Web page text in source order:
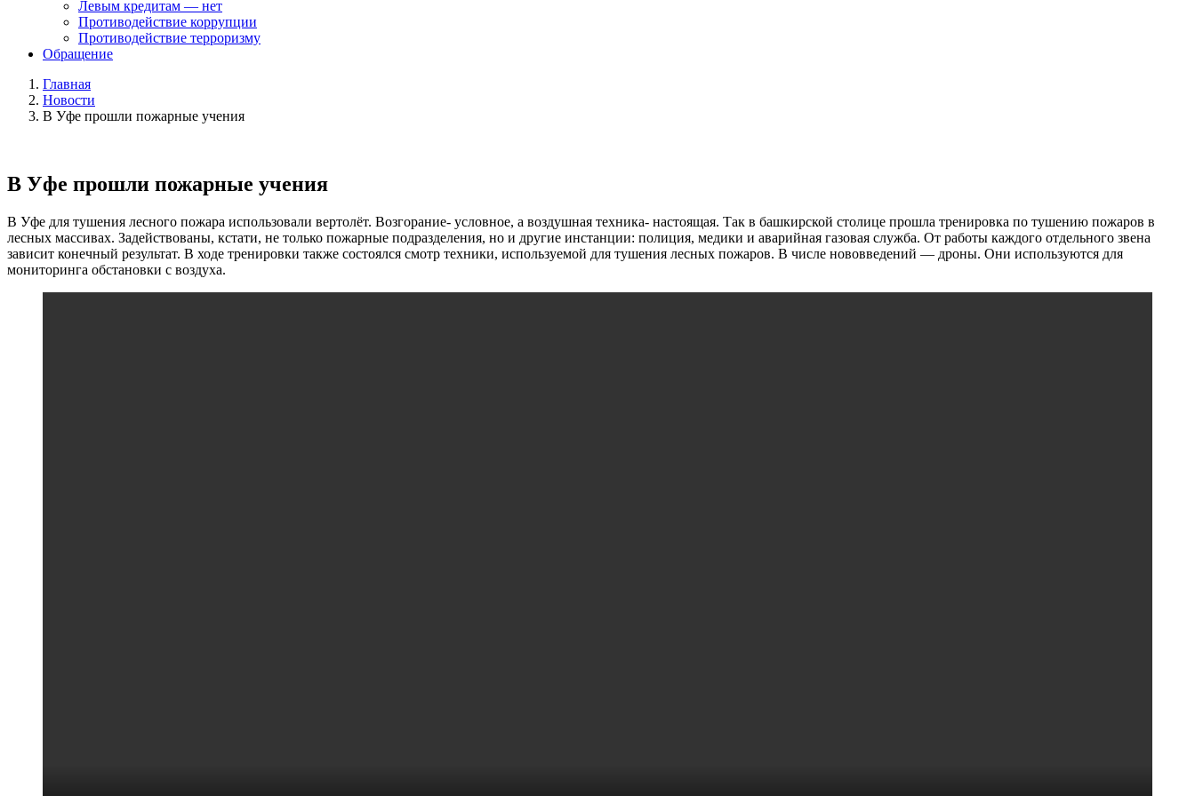
Левым кредитам — нет
Противодействие коррупции
Противодействие терроризму
Обращение
Главная
Новости
В Уфе прошли пожарные учения
В Уфе прошли пожарные учения
В Уфе для тушения лесного пожара использовали вертолёт. Возгорание- условное, а воздушная техника- настоящая. Так в башкирской столице прошла тренировка по тушению пожаров в
лесных массивах. Задействованы, кстати, не только пожарные подразделения, но и другие инстанции: полиция, медики и аварийная газовая служба. От работы каждого отдельного звена
зависит конечный результат. В ходе тренировки также состоялся смотр техники, используемой для тушения лесных пожаров. В числе нововведений — дроны. Они используются для
мониторинга обстановки с воздуха.